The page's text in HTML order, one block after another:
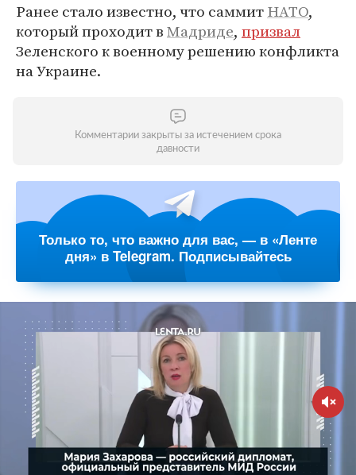
Ранее стало известно, что саммитНАТО,
который проходит вМадриде, призвал
Зеленского к военному решению конфликта
на Украине.
Комментарии закрыты за истечением срока
давности
Только то, что важно для вас, — в «Ленте
дня» в Telegram. Подписывайтесь